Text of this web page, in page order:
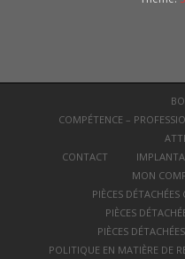
COMPÉTENCE –
CONTACT
MON
PIÈCES
PIÈCES
PIÈCES
POLITIQUE EN MATIÈRE DE